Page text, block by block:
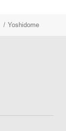
/ Yoshidome